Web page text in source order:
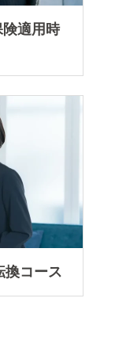
険適用時
換コース
換コースを読